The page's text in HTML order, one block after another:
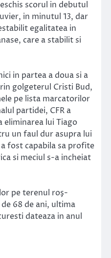
scorul in debutul
in minutul 13, dar
egalitatea in
care a stabilit si
in partea a doua si a
golgeterul Cristi Bud,
pe lista marcatorilor
partidei, CFR a
eliminarea lui Tiago
un faul dur asupra lui
fost capabila sa profite
si meciul s-a incheiat
pe terenul roş-
68 de ani, ultima
dateaza in anul